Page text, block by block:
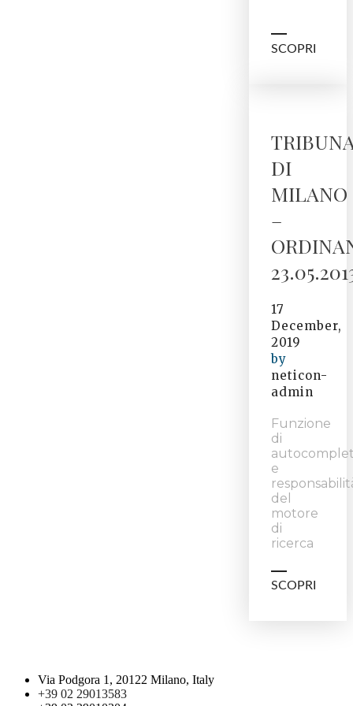
SCOPRI
DI
MILANO
–
17
December,
2019
by
neticon-
admin
Funzione
di
e
del
motore
di
ricerca
SCOPRI
Via Podgora 1, 20122 Milano, Italy
+39 02 29013583